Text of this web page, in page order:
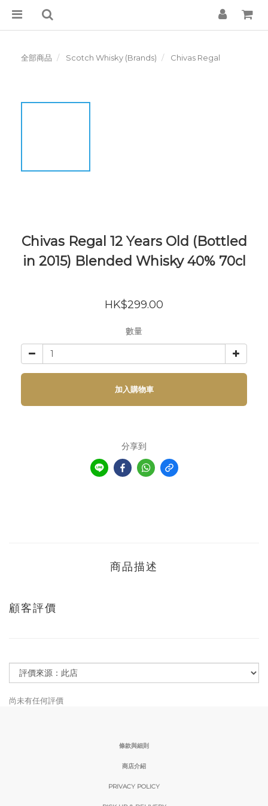
全部商品 Scotch Whisky (Brands) Chivas Regal
Chivas Regal 12 Years Old (Bottled
in 2015) Blended Whisky 40% 70cl
HK$299.00
數量
加入購物車
分享到
商品描述
顧客評價
尚未有任何評價
條款與細則
商店介紹
PRIVACY POLICY